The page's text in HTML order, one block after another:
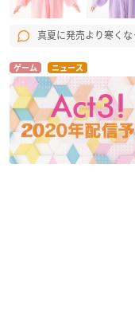
真夏に発売より寒く
ゲーム ニュース